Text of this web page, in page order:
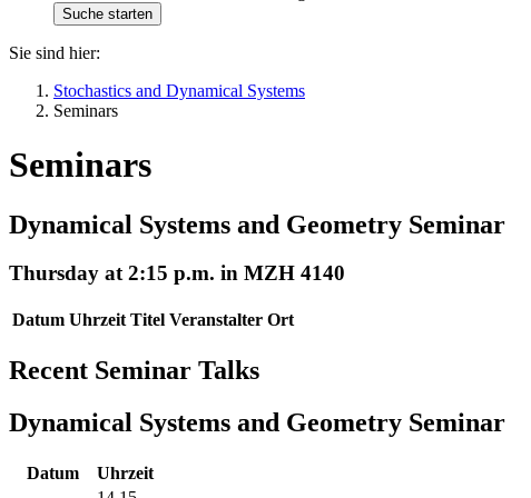
Sie sind hier:
Stochastics and Dynamical Systems
Seminars
Seminars
Dynamical Systems and Geometry Seminar
Thursday at 2:15 p.m. in MZH 4140
Datum Uhrzeit Titel Veranstalter Ort
Recent Seminar Talks
Dynamical Systems and Geometry Seminar
Datum Uhrzeit